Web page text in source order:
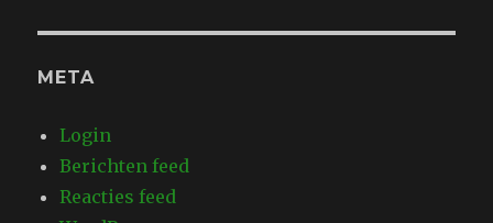
META
Login
Berichten feed
Reacties feed